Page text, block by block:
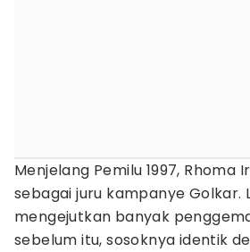
Menjelang Pemilu 1997, Rhoma
sebagai juru kampanye Golkar.
mengejutkan banyak
sebelum itu, sosoknya identik